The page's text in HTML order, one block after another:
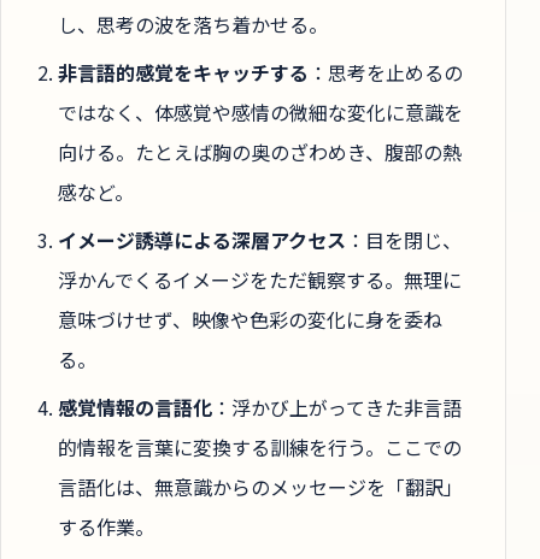
し、思考の波を落ち着かせる。
非言語的感覚をキャッチする ：思考を止めるの
ではなく、体感覚や感情の微細な変化に意識を
向ける。たとえば胸の奥のざわめき、腹部の熱
感など。
イメージ誘導による深層アクセス ：目を閉じ、
浮かんでくるイメージをただ観察する。無理に
意味づけせず、映像や色彩の変化に身を委ね
る。
感覚情報の言語化 ：浮かび上がってきた非言語
的情報を言葉に変換する訓練を行う。ここでの
言語化は、無意識からのメッセージを「翻訳」
する作業。